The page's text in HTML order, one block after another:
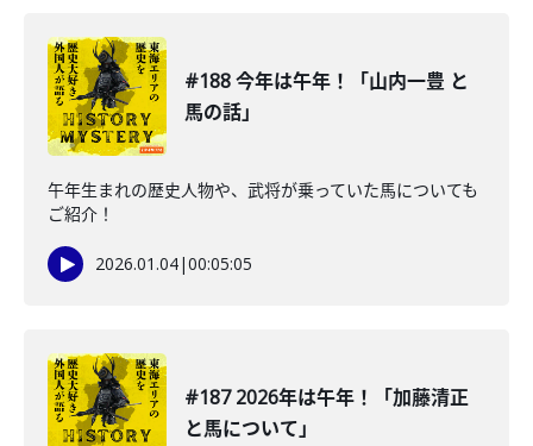
#188 今年は午年！「山内一豊 と
馬の話」
午年生まれの歴史人物や、武将が乗っていた馬についても
ご紹介！
2026.01.04|00:05:05
#187 2026年は午年！「加藤清正
と馬について」